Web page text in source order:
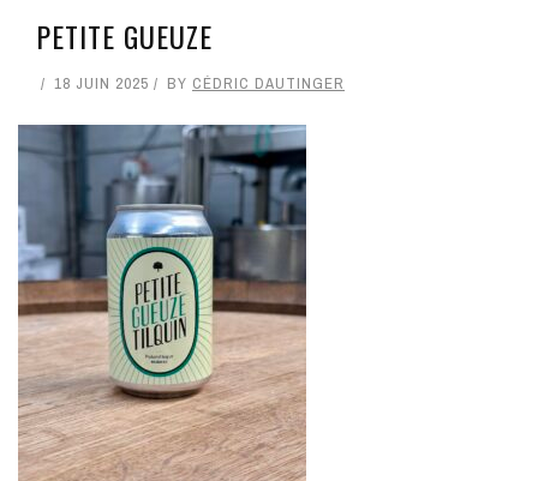
PETITE GUEUZE
18 JUIN 2025 BY CÉDRIC DAUTINGER